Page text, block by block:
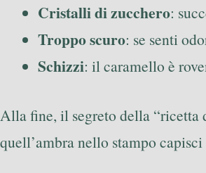
Cristalli di zucchero:
Troppo scuro: se senti
Schizzi: il caramello è
Alla fine, il segreto della “ricetta
quell’ambra nello stampo